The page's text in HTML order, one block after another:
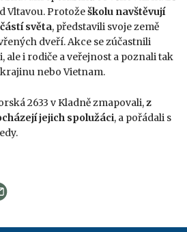
Vltavou. Protožeškolu navštěvují
světa, představili svoje země
dveří. Akce se zúčastnili
ale i rodiče a veřejnost a poznali tak
nebo Vietnam.
2633 v Kladně zmapovali,z
jejich spolužáci, a pořádali s